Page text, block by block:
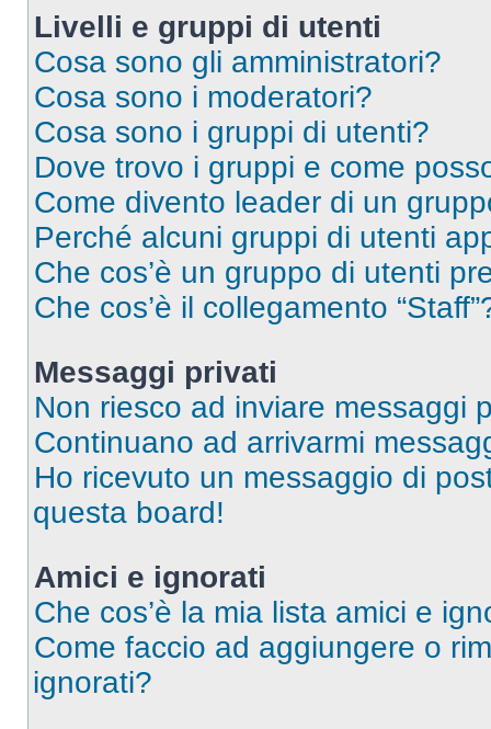
Livelli e gruppi di utenti
Cosa sono gli amministratori?
Cosa sono i moderatori?
Cosa sono i gruppi di utenti?
Dove trovo i gruppi e come
Come divento leader di un
Perché alcuni gruppi di utenti
Che cos’è un gruppo di utenti
Che cos’è il collegamento
Messaggi privati
Non riesco ad inviare messaggi
Continuano ad arrivarmi
Ho ricevuto un messaggio di
questa board!
Amici e ignorati
Che cos’è la mia lista amici e
Come faccio ad aggiungere o
ignorati?